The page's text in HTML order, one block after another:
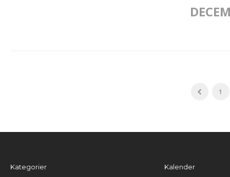
1
Kategorier Kalender